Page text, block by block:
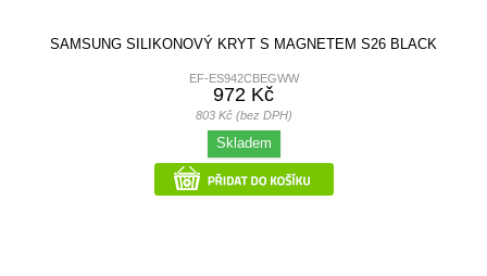
SAMSUNG SILIKONOVÝ KRYT S MAGNETEM S26 BLACK
EF-ES942CBEGWW
972 Kč
803 Kč (bez DPH)
Skladem